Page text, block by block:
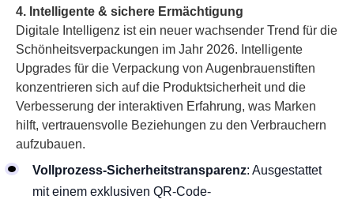
4. Intelligente & sichere Ermächtigung
Digitale Intelligenz ist ein neuer wachsender Trend für die
Schönheitsverpackungen im Jahr 2026. Intelligente
Upgrades für die Verpackung von Augenbrauenstiften
konzentrieren sich auf die Produktsicherheit und die
Verbesserung der interaktiven Erfahrung, was Marken
hilft, vertrauensvolle Beziehungen zu den Verbrauchern
aufzubauen.
Vollprozess-Sicherheitstransparenz: Ausgestattet
mit einem exklusiven QR-Code-